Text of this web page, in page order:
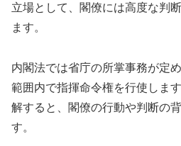
立場として、閣僚には高度な判
ます。
内閣法では省庁の所掌事務が定
範囲内で指揮命令権を行使しま
解すると、閣僚の行動や判断の
す。